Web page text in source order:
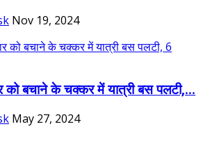
Nov 19, 2024
को बचाने के चक्कर में यात्री बस पलटी,...
May 27, 2024